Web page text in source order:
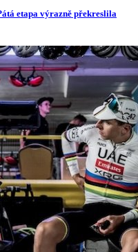
etapa výrazně překreslila